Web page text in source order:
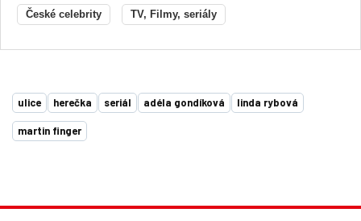
České celebrity TV, Filmy, seriály
ulice herečka seriál adéla gondíková linda rybová
martin finger